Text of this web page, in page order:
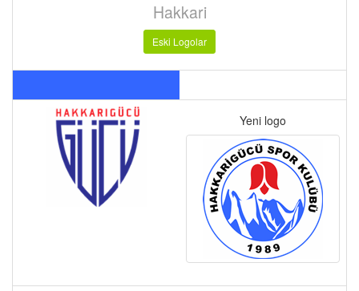
Hakkari
Eski Logolar
Yeni logo